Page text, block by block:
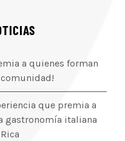
a quienes forman
que premia a
gastronomía italiana